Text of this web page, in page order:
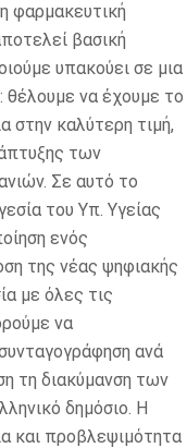
φαρμακευτική
βασική
υπακούει σε μια
να έχουμε το
στην καλύτερη τιμή,
των
Σε αυτό το
του Υπ. Υγείας
ενός
της νέας ψηφιακής
με όλες τις
να
ανά
τη διακύμανση των
δημόσιο. Η
και προβλεψιμότητα